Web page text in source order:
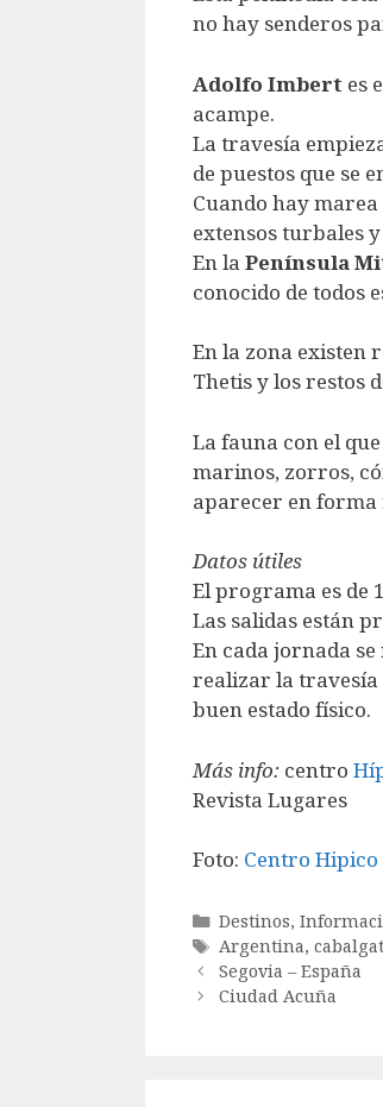
no hay senderos
Adolfo Imbert es
acampe.
La travesía
de puestos que se
Cuando hay
extensos turbales
En la Península
conocido de todos
En la zona existen
Thetis y los restos
La fauna con el
marinos, zorros,
aparecer en
Datos útiles
El programa es de
Las salidas están
En cada jornada
realizar la travesía
buen estado físico.
Más info: centro
Revista Lugares
Foto: Centro
Categorías
Destinos,
Etiquetas
Argentina,
Segovia – España
Ciudad Acuña